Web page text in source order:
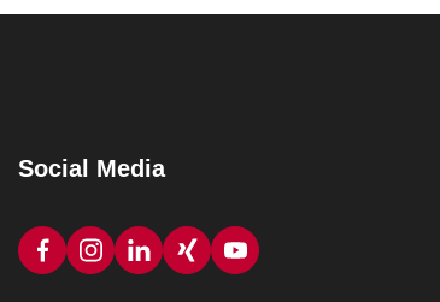
Social Media